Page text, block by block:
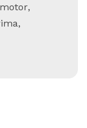
,
,